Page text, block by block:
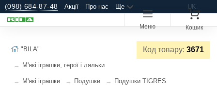
(098) 684-87-48 Акції Про нас Ще UK
Меню Кошик
Код товару: 3671
"BILA"
М'які іграшки, герої і ляльки
М'які іграшки Подушки Подушки TIGRES